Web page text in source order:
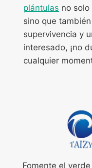
plántulas no
sino que
supervivencia y
interesado, ¡no
cualquier
Fomente el